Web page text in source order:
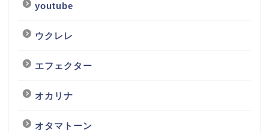
youtube
ウクレレ
エフェクター
オカリナ
オタマトーン